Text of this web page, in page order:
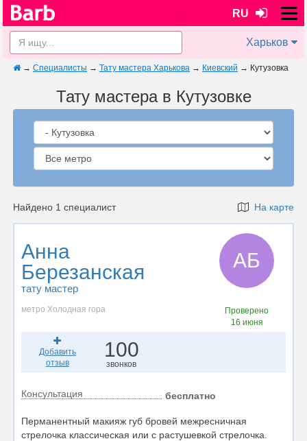
RU
Харьков
→ Специалисты → Тату мастера Харькова → Киевский → Кутузовка
Тату мастера в Кутузовке
Найдено 1 специалист На карте
Анна
Березанская
тату мастер
АБ
метро Холодная гора
Проверено
16 июня
Добавить
отзыв
100
звонков
Консультация бесплатно
Перманентный макияж губ бровей межресничная
стрелочка классическая или с растушевкой стрелочка.